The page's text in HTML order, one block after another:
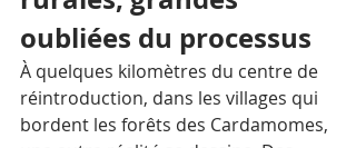
oubliées du processus
À quelques kilomètres du centre de
réintroduction, dans les villages qui
bordent les forêts des Cardamomes,